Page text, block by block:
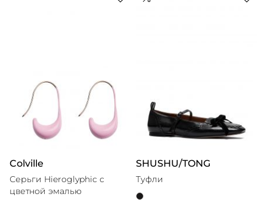
Colville
Серьги Hieroglyphic с
цветной эмалью
SHUSHU/TONG
Туфли